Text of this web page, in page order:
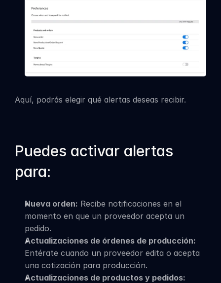
Aquí, podrás elegir qué alertas deseas recibir.
Puedes activar alertas
para:
Nueva orden: Recibe notificaciones en el
momento en que un proveedor acepta un
pedido.
Actualizaciones de órdenes de producción:
Entérate cuando un proveedor edita o acepta
una cotización para producción.
Actualizaciones de productos y pedidos: